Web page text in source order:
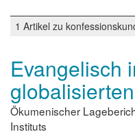
1 Artikel zu
Evangelisch
Ökumenischer
Instituts